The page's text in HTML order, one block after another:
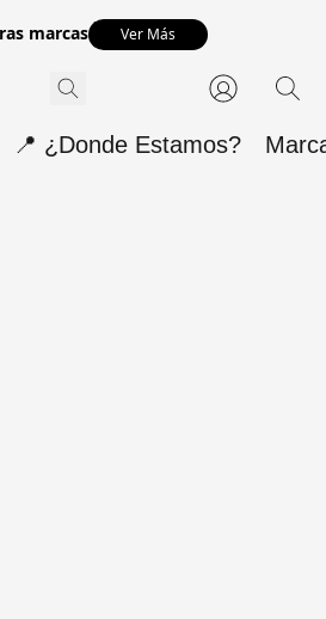
marcas Ver Más
📍 ¿Donde Estamos?